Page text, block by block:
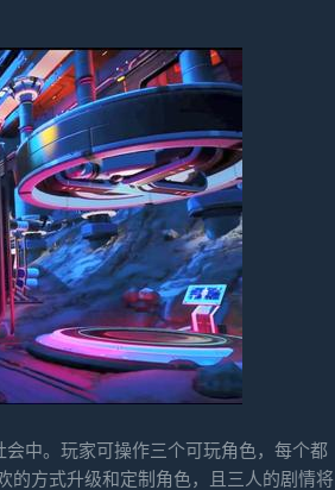
中。玩家可操作三个可玩角色，每个都
的方式升级和定制角色，且三人的剧情将